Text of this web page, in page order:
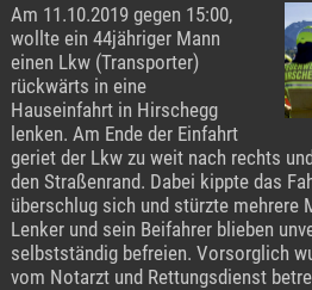
Am 11.10.2019 gegen 15:00,
wollte ein 44jähriger Mann
einen Lkw (Transporter)
rückwärts in eine
Hauseinfahrt in Hirschegg
lenken. Am Ende der Einfahrt
geriet der Lkw zu weit nach rechts
den Straßenrand. Dabei kippte das
überschlug sich und stürzte mehrere
Lenker und sein Beifahrer blieben
selbstständig befreien. Vorsorglich
vom Notarzt und Rettungsdienst